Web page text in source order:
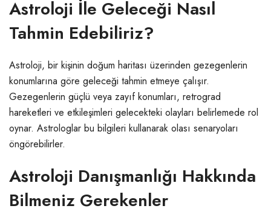
Astroloji İle Geleceği Nasıl
Tahmin Edebiliriz?
Astroloji, bir kişinin doğum haritası üzerinden gezegenlerin
konumlarına göre geleceği tahmin etmeye çalışır.
Gezegenlerin güçlü veya zayıf konumları, retrograd
hareketleri ve etkileşimleri gelecekteki olayları belirlemede rol
oynar. Astrologlar bu bilgileri kullanarak olası senaryoları
öngörebilirler.
Astroloji Danışmanlığı Hakkında
Bilmeniz Gerekenler